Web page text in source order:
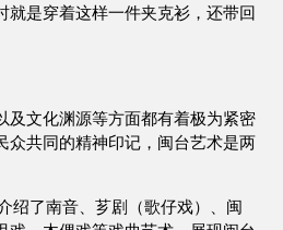
就是穿着这样一件夹克衫，还带回
及文化渊源等方面都有着极为紧密
众共同的精神印记，闽台艺术是两
绍了南音、芗剧（歌仔戏）、闽